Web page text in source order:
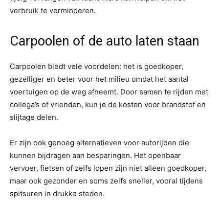
verbruik te verminderen.
Carpoolen of de auto laten staan
Carpoolen biedt vele voordelen: het is goedkoper,
gezelliger en beter voor het milieu omdat het aantal
voertuigen op de weg afneemt. Door samen te rijden met
collega’s of vrienden, kun je de kosten voor brandstof en
slijtage delen.
Er zijn ook genoeg alternatieven voor autorijden die
kunnen bijdragen aan besparingen. Het openbaar
vervoer, fietsen of zelfs lopen zijn niet alleen goedkoper,
maar ook gezonder en soms zelfs sneller, vooral tijdens
spitsuren in drukke steden.